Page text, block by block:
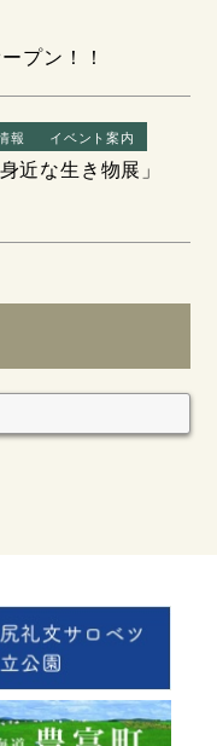
プン！！
報 イベント案内
近な生き物展」